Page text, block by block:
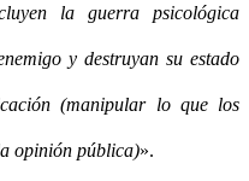
la guerra psicológica
y destruyan su estado
(manipular lo que los
opinión pública)».